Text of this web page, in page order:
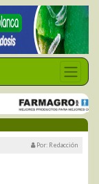
Por: Redacción